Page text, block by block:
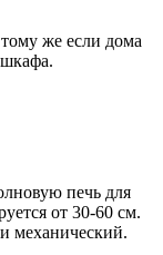
же если дома
печь для
от 30-60 см.
механический.